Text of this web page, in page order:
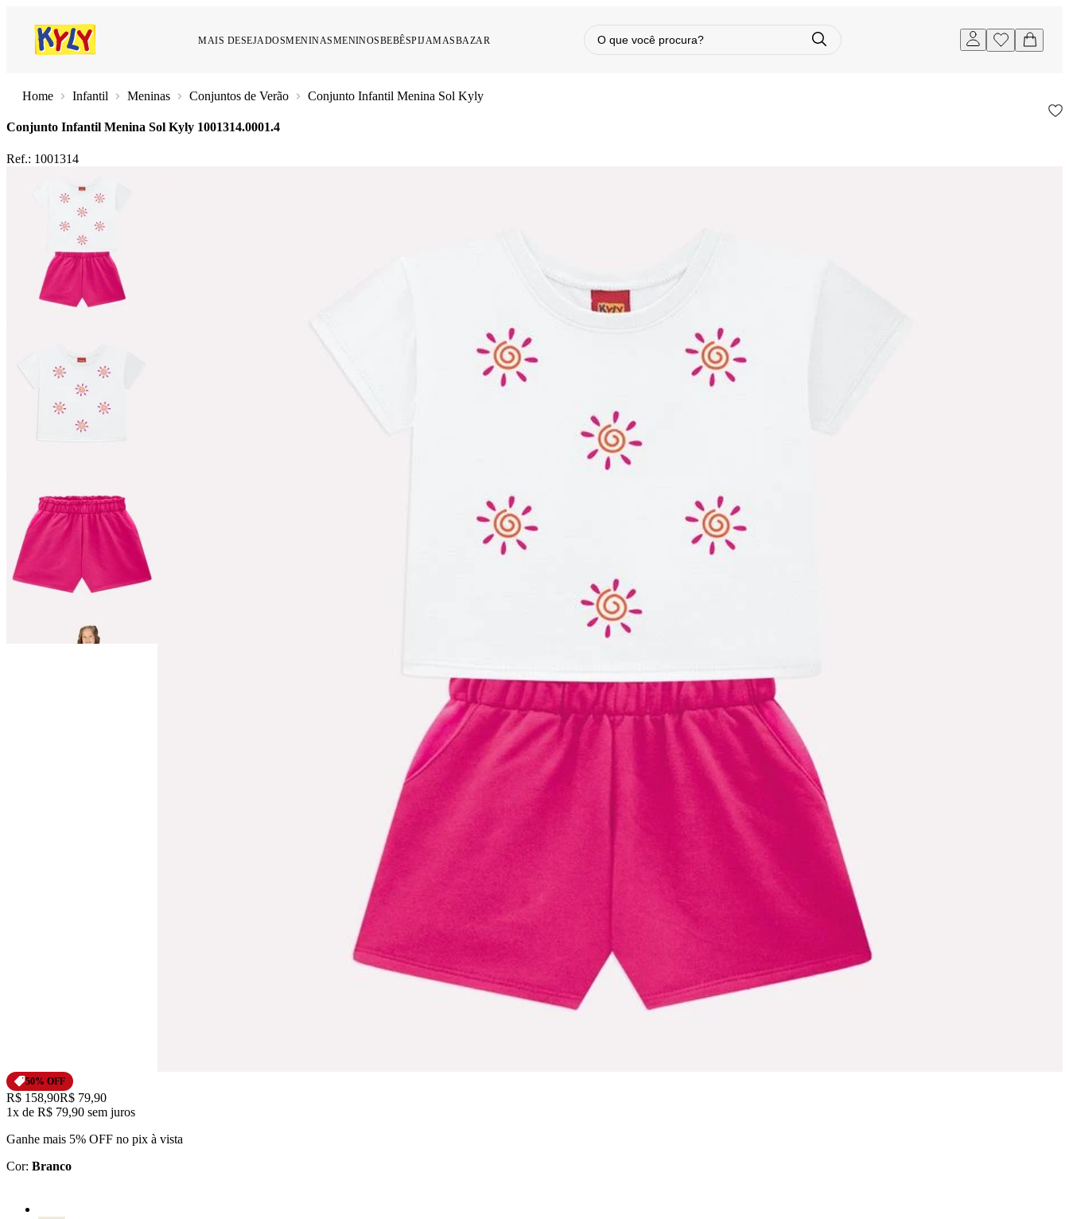
MAIS DESEJADOSMENINASMENINOSBEBÊSPIJAMASBAZAR
Infantil Meninas Conjuntos de Verão Conjunto Infantil Menina Sol Kyly
Conjunto Infantil Menina Sol Kyly 1001314.0001.4
Ref.: 1001314
50% OFF
Original price:
R$ 158,90Price:
R$ 79,90
1x de R$ 79,90 sem juros
Ganhe mais 5% OFF no pix à vista
Cor: Branco